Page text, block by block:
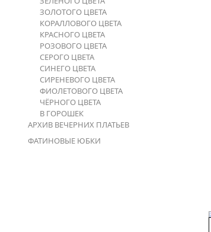
ЗОЛОТОГО ЦВЕТА
КОРАЛЛОВОГО ЦВЕТА
КРАСНОГО ЦВЕТА
РОЗОВОГО ЦВЕТА
СЕРОГО ЦВЕТА
СИНЕГО ЦВЕТА
СИРЕНЕВОГО ЦВЕТА
ФИОЛЕТОВОГО ЦВЕТА
ЧЁРНОГО ЦВЕТА
В ГОРОШЕК
АРХИВ ВЕЧЕРНИХ ПЛАТЬЕВ
ФАТИНОВЫЕ ЮБКИ